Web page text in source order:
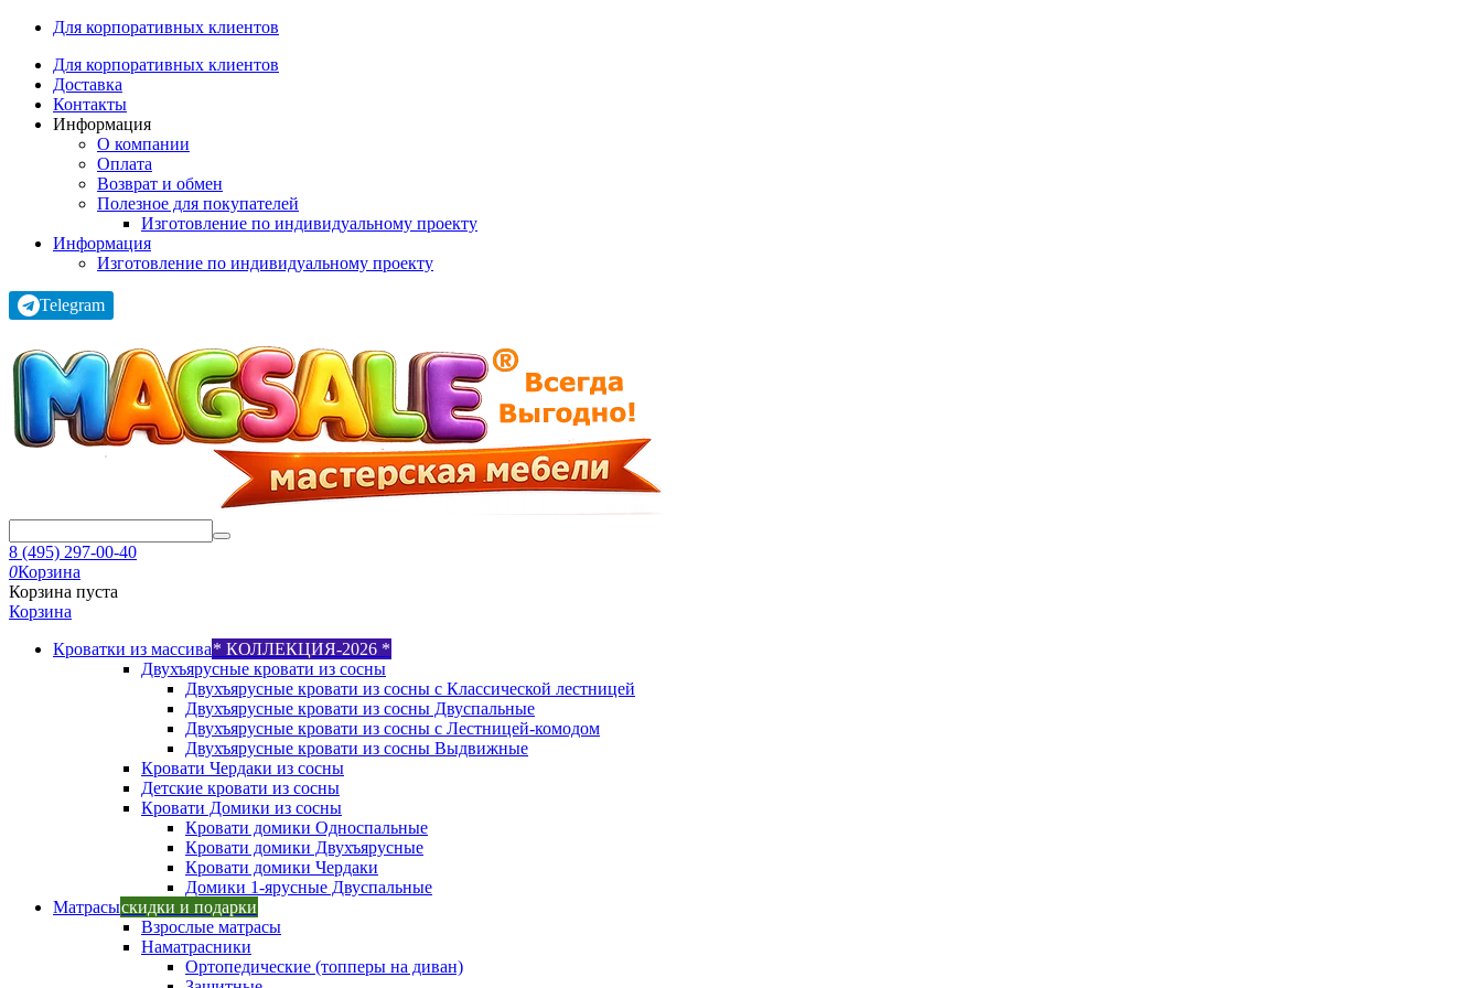
Для корпоративных клиентов
Для корпоративных клиентов
Доставка
Контакты
Информация
О компании
Оплата
Возврат и обмен
Полезное для покупателей
Изготовление по индивидуальному проекту
Информация
Изготовление по индивидуальному проекту
Telegram
8 (495) 297-00-40
0Корзина
Корзина пуста
Корзина
Кроватки из массива* КОЛЛЕКЦИЯ-2026 *
Двухъярусные кровати из сосны
Двухъярусные кровати из сосны с Классической лестницей
Двухъярусные кровати из сосны Двуспальные
Двухъярусные кровати из сосны с Лестницей-комодом
Двухъярусные кровати из сосны Выдвижные
Кровати Чердаки из сосны
Детские кровати из сосны
Кровати Домики из сосны
Кровати домики Односпальные
Кровати домики Двухъярусные
Кровати домики Чердаки
Домики 1-ярусные Двуспальные
Матрасыскидки и подарки
Взрослые матрасы
Наматрасники
Ортопедические (топперы на диван)